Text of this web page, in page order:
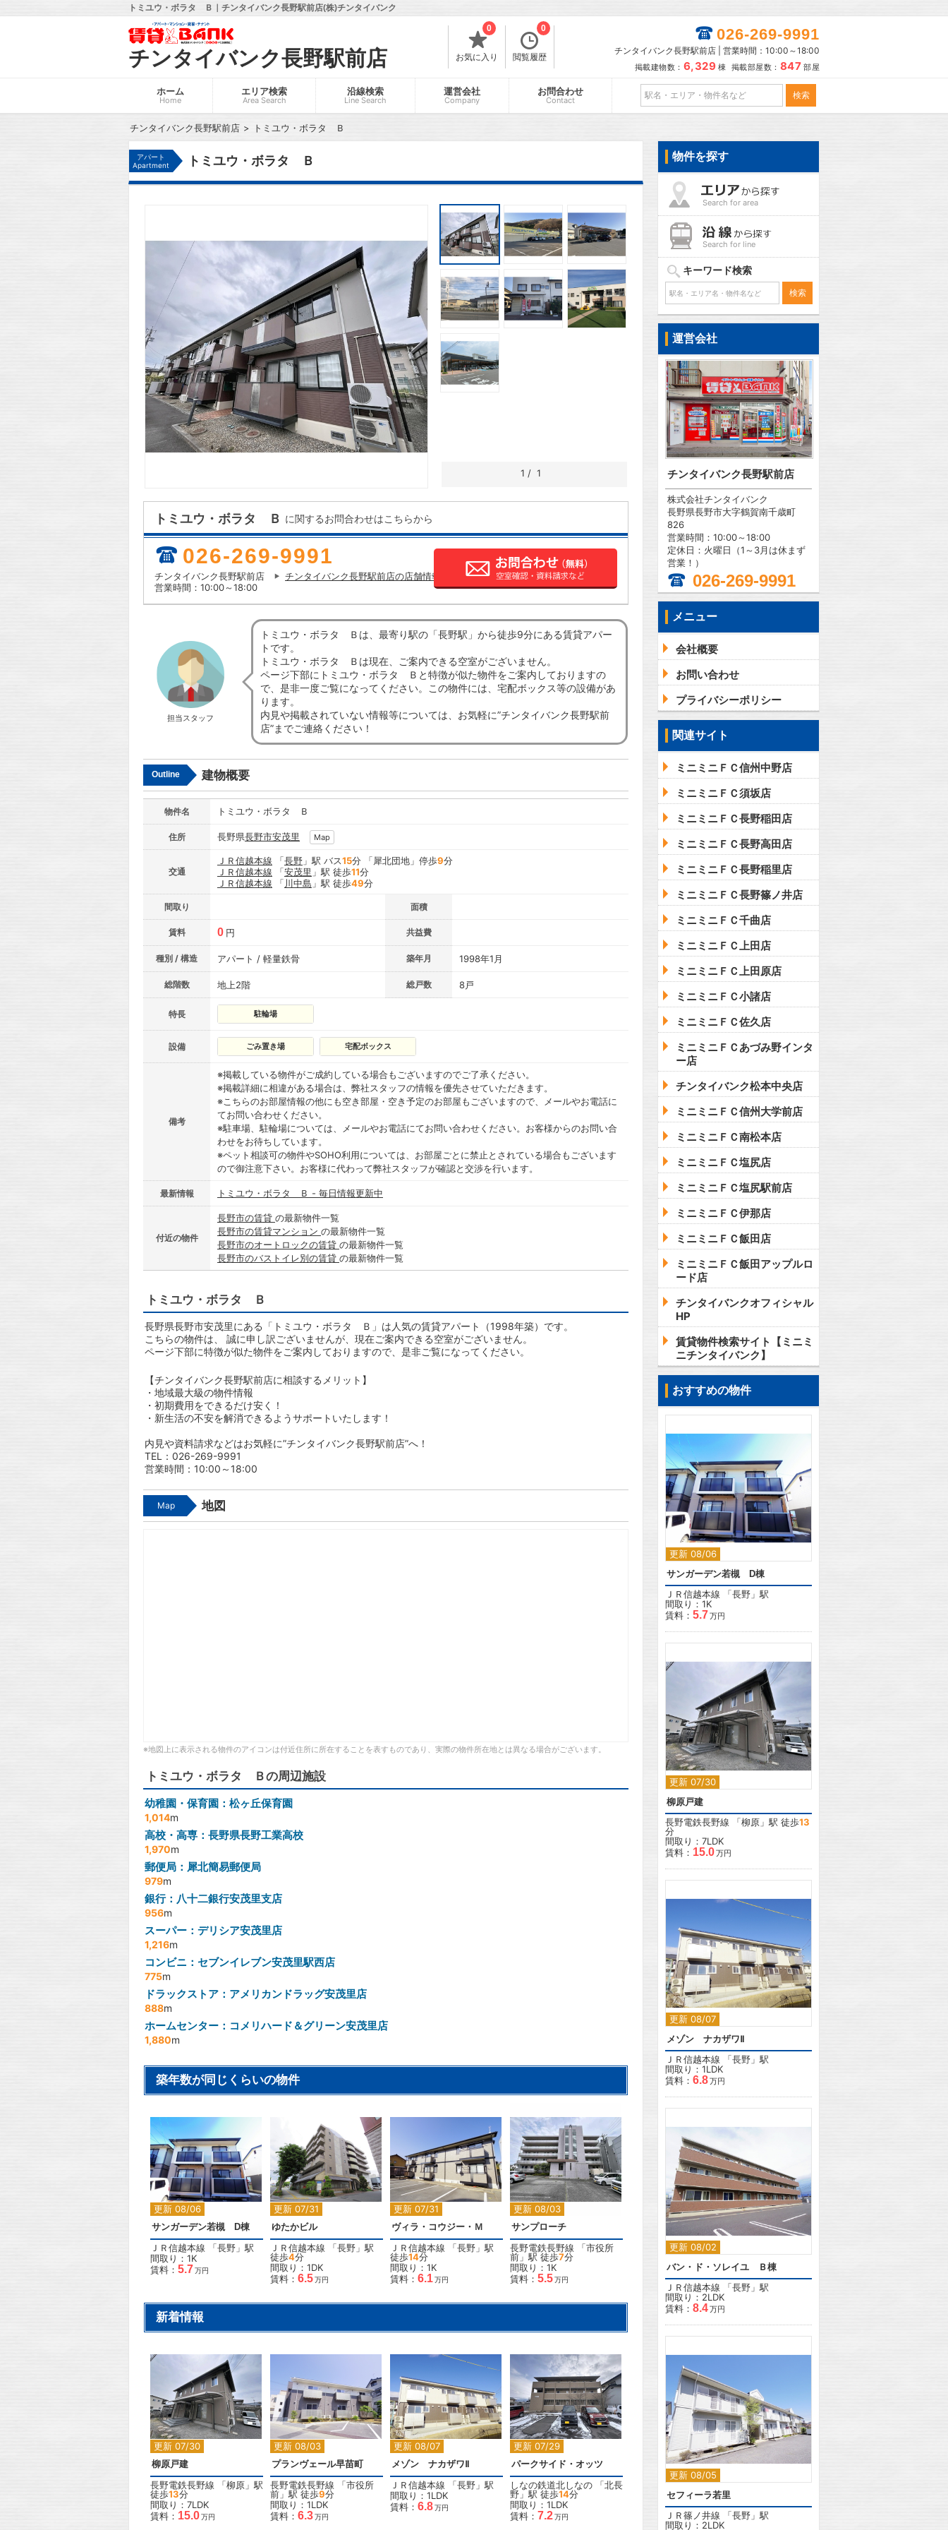
トミユウ・ボラタ Ｂ｜チンタイバンク長野駅前店(株)チンタイバンク
チンタイバンク長野駅前店 お気に入り
0
閲覧履歴
0 026-269-9991
チンタイバンク長野駅前店 | 営業時間：10:00～18:00
掲載建物数： 6,329 棟 掲載部屋数： 847 部屋
ホーム
Home
エリア検索
Area Search
沿線検索
Line Search
運営会社
Company
お問合わせ
Contact
チンタイバンク長野駅前店 トミユウ・ボラタ Ｂ
アパート
Apartment
トミユウ・ボラタ Ｂ
1 / 1
トミユウ・ボラタ Ｂ に関するお問合わせはこちらから
026-269-9991
チンタイバンク長野駅前店
チンタイバンク長野駅前店の店舗情報
営業時間：10:00～18:00
担当スタッフ
トミユウ・ボラタ Ｂは、最寄り駅の「長野駅」から徒歩9分にある賃貸アパー
トです。
トミユウ・ボラタ Ｂは現在、ご案内できる空室がございません。
ページ下部にトミユウ・ボラタ Ｂと特徴が似た物件をご案内しておりますの
で、是非一度ご覧になってください。この物件には、宅配ボックス等の設備があ
ります。
内見や掲載されていない情報等については、お気軽に”チンタイバンク長野駅前
店”までご連絡ください！
Outline 建物概要
物件名 トミユウ・ボラタ Ｂ
住所 長野県長野市安茂里 Map
交通
ＪＲ信越本線 「長野 」駅 バス15分 「犀北団地」停歩9分
ＪＲ信越本線 「安茂里 」駅 徒歩11分
ＪＲ信越本線 「川中島 」駅 徒歩49分
間取り 面積
賃料 0 円 共益費
種別 / 構造 アパート / 軽量鉄骨 築年月 1998年1月
総階数 地上2階 総戸数 8戸
特長 駐輪場
設備 ごみ置き場 宅配ボックス
備考
※掲載している物件がご成約している場合もございますのでご了承ください。
※掲載詳細に相違がある場合は、弊社スタッフの情報を優先させていただきます。
※こちらのお部屋情報の他にも空き部屋・空き予定のお部屋もございますので、メールやお電話に
てお問い合わせください。
※駐車場、駐輪場については、メールやお電話にてお問い合わせください。お客様からのお問い合
わせをお待ちしています。
※ペット相談可の物件やSOHO利用については、お部屋ごとに禁止とされている場合もございます
ので御注意下さい。お客様に代わって弊社スタッフが確認と交渉を行います。
最新情報 トミユウ・ボラタ Ｂ - 毎日情報更新中
付近の物件
長野市の賃貸 の最新物件一覧
長野市の賃貸マンション の最新物件一覧
長野市のオートロックの賃貸 の最新物件一覧
長野市のバストイレ別の賃貸 の最新物件一覧
トミユウ・ボラタ Ｂ
長野県長野市安茂里にある「トミユウ・ボラタ Ｂ」は人気の賃貸アパート（1998年築）です。
こちらの物件は、 誠に申し訳ございませんが、現在ご案内できる空室がございません。
ページ下部に特徴が似た物件をご案内しておりますので、是非ご覧になってください。
【チンタイバンク長野駅前店に相談するメリット】
・地域最大級の物件情報
・初期費用をできるだけ安く！
・新生活の不安を解消できるようサポートいたします！
内見や資料請求などはお気軽に”チンタイバンク長野駅前店”へ！
TEL：026-269-9991
営業時間：10:00～18:00
Map 地図
※地図上に表示される物件のアイコンは付近住所に所在することを表すものであり、実際の物件所在地とは異なる場合がございます。
トミユウ・ボラタ Ｂの周辺施設
幼稚園・保育園：松ヶ丘保育園
1,014m
高校・高専：長野県長野工業高校
1,970m
郵便局：犀北簡易郵便局
979m
銀行：八十二銀行安茂里支店
956m
スーパー：デリシア安茂里店
1,216m
コンビニ：セブンイレブン安茂里駅西店
775m
ドラックストア：アメリカンドラッグ安茂里店
888m
ホームセンター：コメリハード＆グリーン安茂里店
1,880m
築年数が同じくらいの物件
更新 08/06
2
サンガーデン若槻 D棟
ＪＲ信越本線 「長野 」駅
間取り：1K
賃料： 5.7万円
更新 07/31
ゆたかビル
ＪＲ信越本線 「長野 」駅
徒歩4分
間取り：1DK
賃料： 6.5万円
更新 07/31
2
ヴィラ・コウジー・Ｍ
ＪＲ信越本線 「長野 」駅
徒歩14分
間取り：1K
賃料： 6.1万円
更新 08/03
サンプローチ
長野電鉄長野線 「市役所
前 」駅 徒歩7分
間取り：1K
賃料： 5.5万円
新着情報
更新 07/30
柳原戸建
長野電鉄長野線 「柳原 」駅
徒歩13分
間取り：7LDK
賃料： 15.0万円
更新 08/03
2
プランヴェール早苗町
長野電鉄長野線 「市役所
前 」駅 徒歩9分
間取り：1LDK
賃料： 6.3万円
更新 08/07
2
メゾン ナカザワⅡ
ＪＲ信越本線 「長野 」駅
間取り：1LDK
賃料： 6.8万円
更新 07/29
2
パークサイド・オッツ
しなの鉄道北しなの 「北長
野 」駅 徒歩14分
間取り：1LDK
賃料： 7.2万円
物件を探す
Search for area
Search for line
キーワード検索
運営会社
チンタイバンク長野駅前店
株式会社チンタイバンク
長野県長野市大字鶴賀南千歳町
826
営業時間：10:00～18:00
定休日：火曜日（1～3月は休まず
営業！）
026-269-9991
メニュー
会社概要
お問い合わせ
プライバシーポリシー
関連サイト
ミニミニＦＣ信州中野店
ミニミニＦＣ須坂店
ミニミニＦＣ長野稲田店
ミニミニＦＣ長野高田店
ミニミニＦＣ長野稲里店
ミニミニＦＣ長野篠ノ井店
ミニミニＦＣ千曲店
ミニミニＦＣ上田店
ミニミニＦＣ上田原店
ミニミニＦＣ小諸店
ミニミニＦＣ佐久店
ミニミニＦＣあづみ野インタ
ー店
チンタイバンク松本中央店
ミニミニＦＣ信州大学前店
ミニミニＦＣ南松本店
ミニミニＦＣ塩尻店
ミニミニＦＣ塩尻駅前店
ミニミニＦＣ伊那店
ミニミニＦＣ飯田店
ミニミニＦＣ飯田アップルロ
ード店
チンタイバンクオフィシャル
HP
賃貸物件検索サイト【ミニミ
ニチンタイバンク】
おすすめの物件
更新 08/06
2
サンガーデン若槻 D棟
ＪＲ信越本線 「長野 」駅
間取り：1K
賃料： 5.7万円
更新 07/30
2
柳原戸建
長野電鉄長野線 「柳原 」駅 徒歩13
分
間取り：7LDK
賃料： 15.0万円
更新 08/07
2
メゾン ナカザワⅡ
ＪＲ信越本線 「長野 」駅
間取り：1LDK
賃料： 6.8万円
更新 08/02
2
バン・ド・ソレイユ Ｂ棟
ＪＲ信越本線 「長野 」駅
間取り：2LDK
賃料： 8.4万円
更新 08/05
2
セフィーラ若里
ＪＲ篠ノ井線 「長野 」駅
間取り：2LDK